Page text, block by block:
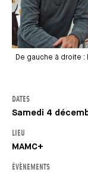
De gauche à droite
DATES
Samedi 4
LIEU
MAMC+
ÉVÈNEMENTS